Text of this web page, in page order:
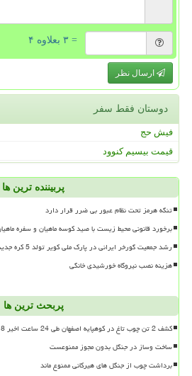
= ۳ بعلاوه ۴
ارسال نظر
دوستان فقط سفر
فیش حج
قیمت بیسیم کنوود
پربیننده ترین ها
تنگه هرمز تحت نظام عبور بی ضرر قرار دارد
برخورد قانونی محیط زیست با صید کوسه ماهیان و سفره
رشد جمعیت گورخر ایرانی در پارک ملی کویر تولد 5 کره جدید در گرمسار
هزینه نصب نیروگاه خورشیدی خانگی
پربحث ترین ها
کشف 2 تن چوب تاغ در کوهپایه اصفهان طی 24 ساعت اخیر 8 نفر دستگیر شدند
ساخت وساز در جنگل بدون مجوز ممنوعست
برداشت چوب از جنگل های هیرکانی ممنوع ماند